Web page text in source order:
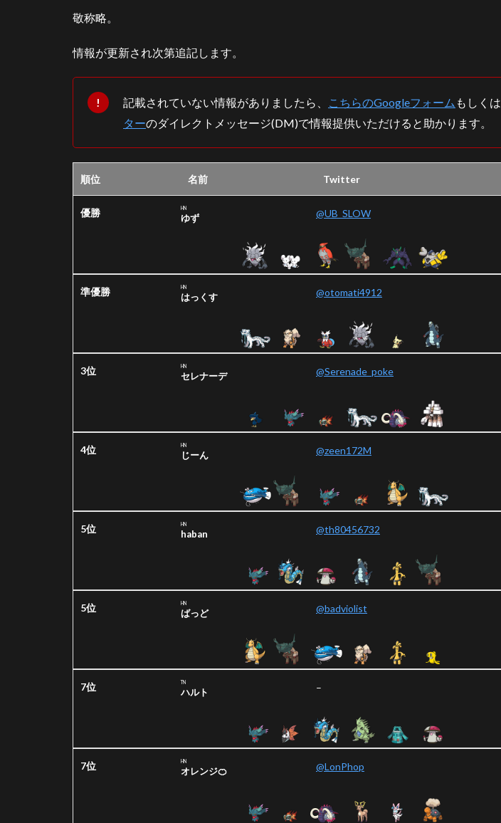
敬称略。
情報が更新され次第追記します。
記載されていない情報がありましたら、 こちらのGoogleフォーム もしくは
ターのダイレクトメッセージ(DM)で情報提供いただけると助かります。
順位 名前 Twitter
優勝 HN
ゆず @UB_SLOW
準優勝 HN
はっくす @otomati4912
3位 HN
セレナーデ @Serenade_poke
4位 HN
じーん @zeen172M
5位 HN
haban @th80456732
5位 HN
ばっど @badviolist
7位 TN
ハルト –
7位 HN
オレンジ🍊 @LonPhop